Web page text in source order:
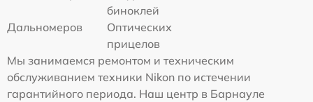
биноклей
Дальномеров
Оптических
прицелов
Мы занимаемся ремонтом и техническим
обслуживанием техники Nikon по истечении
гарантийного периода. Наш центр в Барнауле